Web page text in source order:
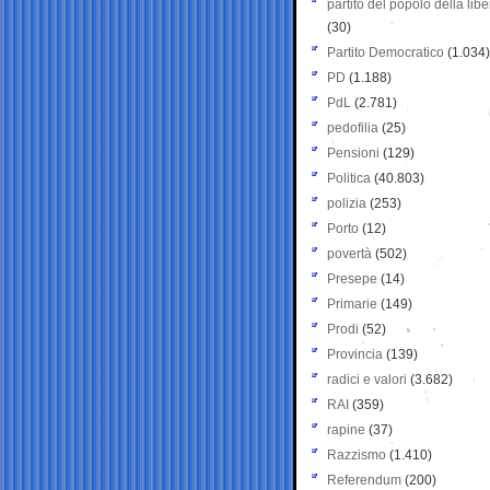
partito del popolo della
(30)
Partito Democratico (1.034)
PD (1.188)
PdL (2.781)
pedofilia (25)
Pensioni (129)
Politica (40.803)
polizia (253)
Porto (12)
povertà (502)
Presepe (14)
Primarie (149)
Prodi (52)
Provincia (139)
radici e valori (3.682)
RAI (359)
rapine (37)
Razzismo (1.410)
Referendum (200)